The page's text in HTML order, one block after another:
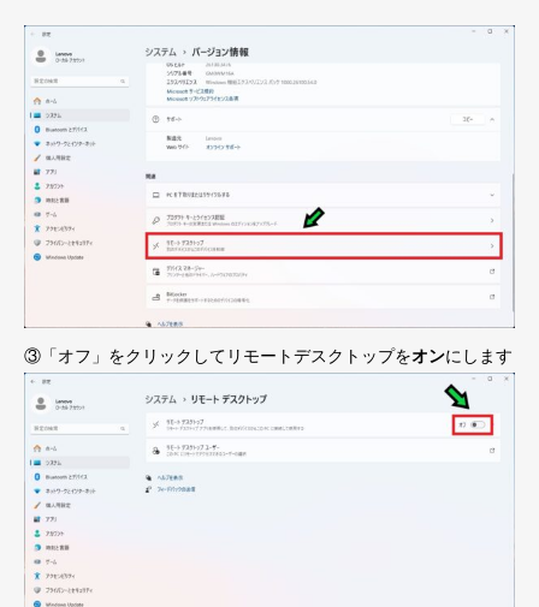
③「オフ」をクリックしてリモートデスクトップをオンにします